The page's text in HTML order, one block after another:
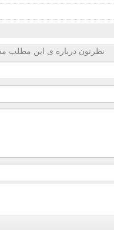
نظرتون درباره ی این مطلب